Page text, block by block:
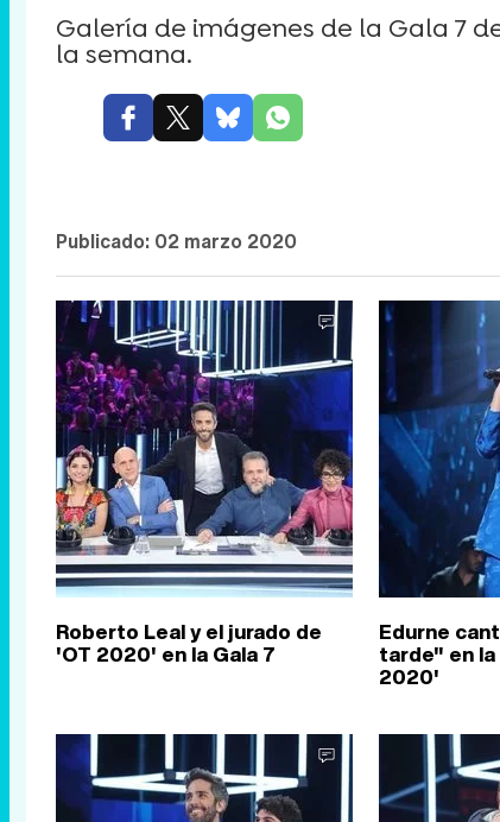
Galería de imágenes de la Gala 7
la semana.
Publicado: 02 marzo 2020
Roberto Leal y el jurado de
'OT 2020' en la Gala 7
Edurne
tarde" en la
2020'